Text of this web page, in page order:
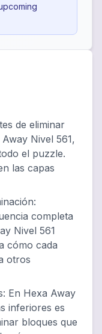
de eliminar
Nivel 561,
el puzzle.
las capas
:
completa
Nivel 561
cómo cada
otros
: En Hexa Away
inferiores es
bloques que